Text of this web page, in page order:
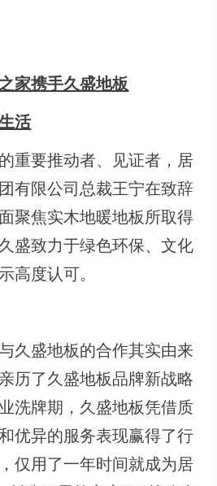
家携手久盛地板
活
重要推动者、见证者，居
有限公司总裁王宁在致辞
聚焦实木地暖地板所取得
盛致力于绿色环保、文化
高度认可。
久盛地板的合作其实由来
历了久盛地板品牌新战略
洗牌期，久盛地板凭借质
优异的服务表现赢得了行
仅用了一年时间就成为居